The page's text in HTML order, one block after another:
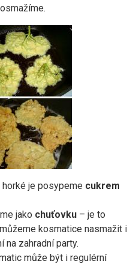
je posypeme cukrem
jako chuťovku – je to
kosmatice nasmažit i
na zahradní party.
může být i regulérní